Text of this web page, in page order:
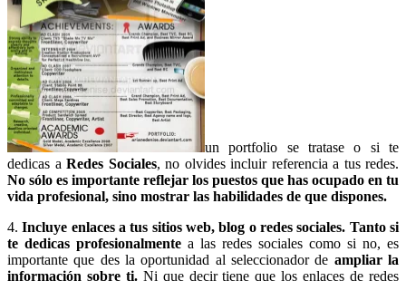
un portfolio se tratase o si te
dedicas a Redes Sociales, no olvides incluir referencia a tus redes.
No sólo es importante reflejar los puestos que has ocupado en tu
vida profesional, sino mostrar las habilidades de que dispones.
4.Incluye enlaces a tus sitios web, blog o redes sociales. Tanto si
te dedicas profesionalmente a las redes sociales como si no, es
importante que des la oportunidad al seleccionador de ampliar la
información sobre ti.Ni que decir tiene que los enlaces de redes